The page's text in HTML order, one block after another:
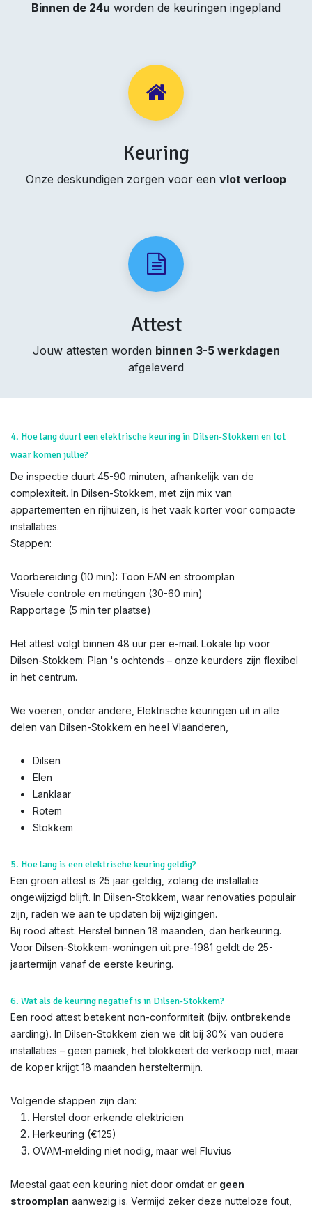
Binnen de 24u worden de keuringen ingepland
Keuring
Onze deskundigen zorgen voor een vlot verloop
Attest
Jouw attesten worden binnen 3-5 werkdagen
afgeleverd
4. Hoe lang duurt een elektrische keuring in Dilsen-Stokkem en tot
waar komen jullie?
De inspectie duurt 45-90 minuten, afhankelijk van de
complexiteit. In Dilsen-Stokkem, met zijn mix van
appartementen en rijhuizen, is het vaak korter voor compacte
installaties.
Stappen:
Voorbereiding (10 min): Toon EAN en stroomplan
Visuele controle en metingen (30-60 min)
Rapportage (5 min ter plaatse)
Het attest volgt binnen 48 uur per e-mail. Lokale tip voor
Dilsen-Stokkem: Plan 's ochtends – onze keurders zijn flexibel
in het centrum.
We voeren, onder andere, Elektrische keuringen uit in alle
delen van Dilsen-Stokkem en heel Vlaanderen,
Dilsen
Elen
Lanklaar
Rotem
Stokkem
5. Hoe lang is een elektrische keuring geldig?
Een groen attest is 25 jaar geldig, zolang de installatie
ongewijzigd blijft. In Dilsen-Stokkem, waar renovaties populair
zijn, raden we aan te updaten bij wijzigingen.
Bij rood attest: Herstel binnen 18 maanden, dan herkeuring.
Voor Dilsen-Stokkem-woningen uit pre-1981 geldt de 25-
jaartermijn vanaf de eerste keuring.
6. Wat als de keuring negatief is in Dilsen-Stokkem?
Een rood attest betekent non-conformiteit (bijv. ontbrekende
aarding). In Dilsen-Stokkem zien we dit bij 30% van oudere
installaties – geen paniek, het blokkeert de verkoop niet, maar
de koper krijgt 18 maanden hersteltermijn.
Volgende stappen zijn dan:
Herstel door erkende elektricien
Herkeuring (€125)
OVAM-melding niet nodig, maar wel Fluvius
Meestal gaat een keuring niet door omdat er geen
stroomplan aanwezig is. Vermijd zeker deze nutteloze fout,